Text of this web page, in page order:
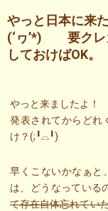
やっと日本に来
(‘ヮ’*)ゝ 要ク
しておけばOK。
やっと来ましたよ
発表されてからどれ
け？(;╹⌓╹)
早くこないかなぁと
は、どうなっている
て存在自体忘れて